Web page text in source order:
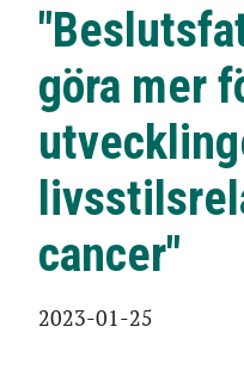
göra mer
cancer"
2023-01-25